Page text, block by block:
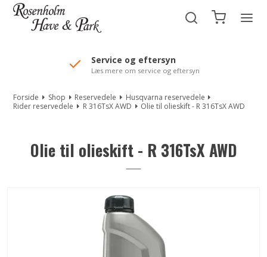
//Mailchimp autofill selected "Pakke"
Service og eftersyn
Læs mere om service og eftersyn
Forside Shop Reservedele
Husqvarna reservedele
Rider reservedele
R 316TsX AWD Olie til olieskift - R 316TsX AWD
Olie til olieskift - R 316TsX AWD